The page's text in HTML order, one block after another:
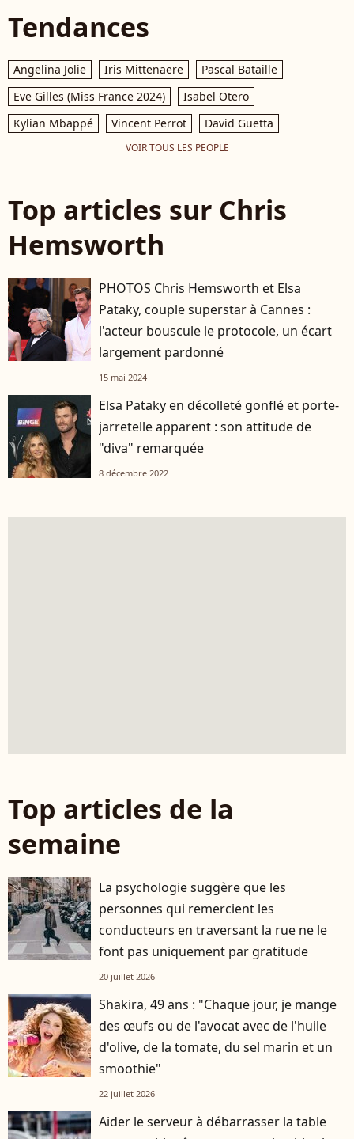
Tendances
Angelina Jolie Iris Mittenaere
Pascal Bataille
Eve Gilles (Miss France 2024)
Isabel Otero
Kylian Mbappé
Vincent Perrot David Guetta
VOIR TOUS LES PEOPLE
Top articles sur Chris
Hemsworth
PHOTOS Chris Hemsworth et Elsa
Pataky, couple superstar à Cannes :
l'acteur bouscule le protocole, un écart
largement pardonné
15 mai 2024
Elsa Pataky en décolleté gonflé et porte-
jarretelle apparent : son attitude de
"diva" remarquée
8 décembre 2022
Top articles de la
semaine
La psychologie suggère que les
personnes qui remercient les
conducteurs en traversant la rue ne le
font pas uniquement par gratitude
20 juillet 2026
Shakira, 49 ans : "Chaque jour, je mange
des œufs ou de l'avocat avec de l'huile
d'olive, de la tomate, du sel marin et un
smoothie"
22 juillet 2026
Aider le serveur à débarrasser la table